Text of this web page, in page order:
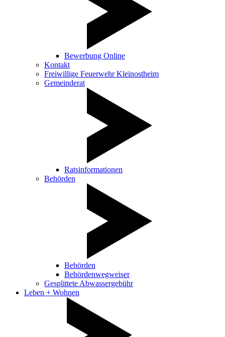
Bewerbung Online
Kontakt
Freiwillige Feuerwehr Kleinostheim
Gemeinderat
Ratsinformationen
Behörden
Behörden
Behördenwegweiser
Gesplittete Abwassergebühr
Leben + Wohnen